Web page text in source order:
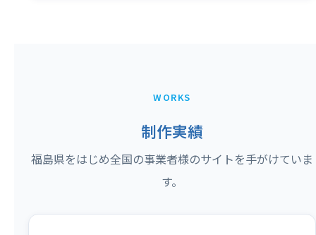
WORKS
制作実績
福島県をはじめ全国の事業者様のサイトを手がけていま
す。